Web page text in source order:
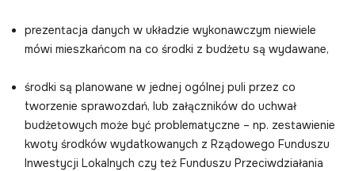
prezentacja danych w układzie wykonawczym niewiele
mówi mieszkańcom na co środki z budżetu są wydawane,
środki są planowane w jednej ogólnej puli przez co
tworzenie sprawozdań, lub załączników do uchwał
budżetowych może być problematyczne – np. zestawienie
kwoty środków wydatkowanych z Rządowego Funduszu
Inwestycji Lokalnych czy też Funduszu Przeciwdziałania